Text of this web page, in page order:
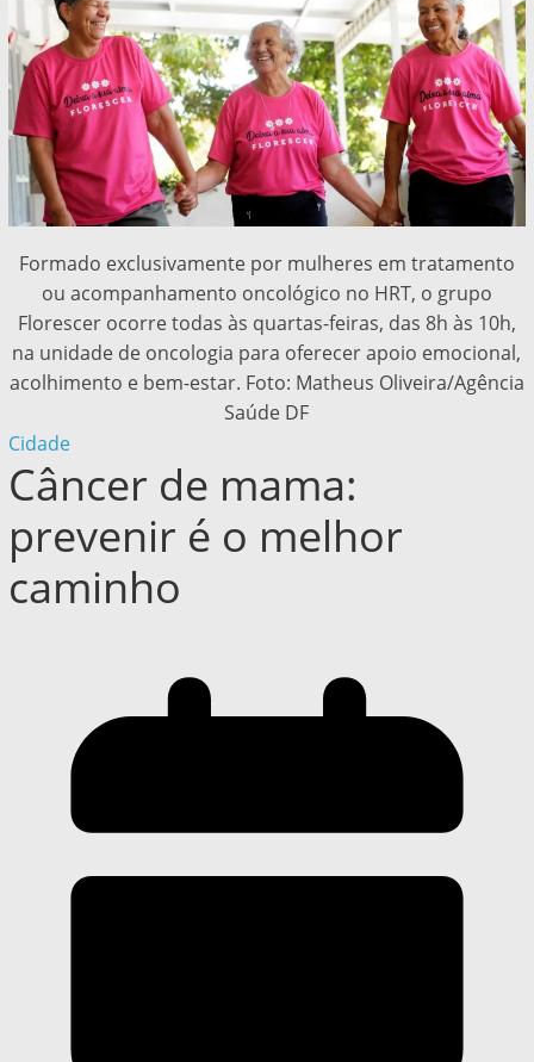
Formado exclusivamente por mulheres em tratamento
ou acompanhamento oncológico no HRT, o grupo
Florescer ocorre todas às quartas-feiras, das 8h às 10h,
na unidade de oncologia para oferecer apoio emocional,
acolhimento e bem-estar. Foto: Matheus Oliveira/Agência
Saúde DF
Cidade
Câncer de mama:
prevenir é o melhor
caminho